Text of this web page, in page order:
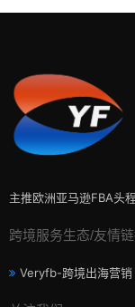
主推欧洲亚马逊FBA头
跨境服务生态/友情
Veryfb-跨境出海营销